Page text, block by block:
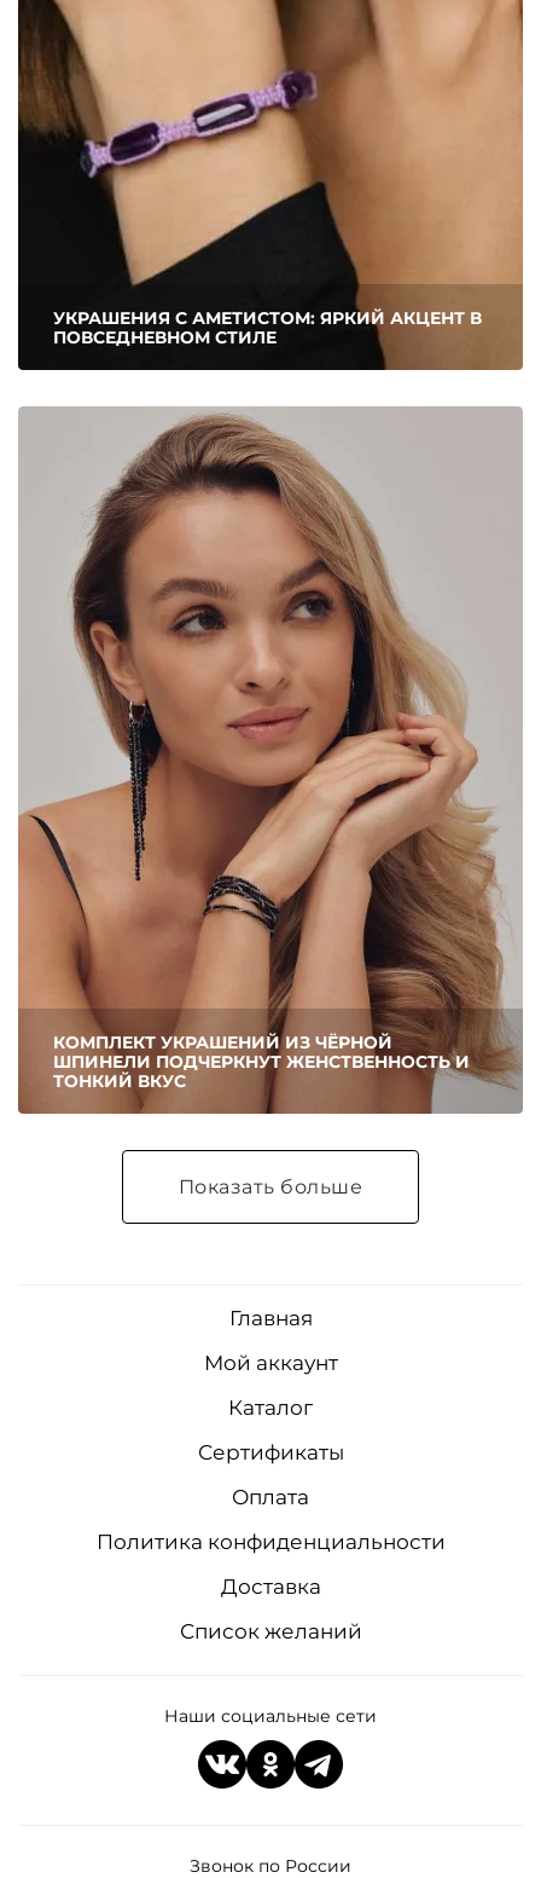
УКРАШЕНИЯ С АМЕТИСТОМ: ЯРКИЙ АКЦЕНТ В
ПОВСЕДНЕВНОМ СТИЛЕ
КОМПЛЕКТ УКРАШЕНИЙ ИЗ ЧЁРНОЙ
ШПИНЕЛИ ПОДЧЕРКНУТ ЖЕНСТВЕННОСТЬ И
ТОНКИЙ ВКУС
Показать больше
Звонок по России
Главная
Мой аккаунт
Каталог
Сертификаты
Оплата
Политика конфиденциальности
Доставка
Список желаний
Наши социальные сети